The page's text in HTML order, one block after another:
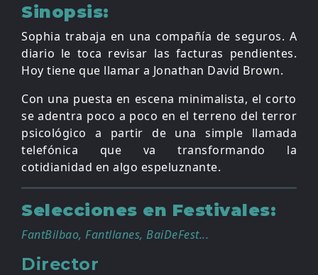
Sinopsis:
Sophia trabaja en una compañía de seguros. A
diario le toca revisar las facturas pendientes.
Hoy tiene que llamar a Jonathan David Brown.
Con una puesta en escena minimalista, el corto
se adentra poco a poco en el terreno del terror
psicológico a partir de una simple llamada
telefónica que va transformando la
cotidianidad en algo espeluznante.
Selecciones en Festivales:
FantBilbao, Fantllanes, BaiDeFest...
Director